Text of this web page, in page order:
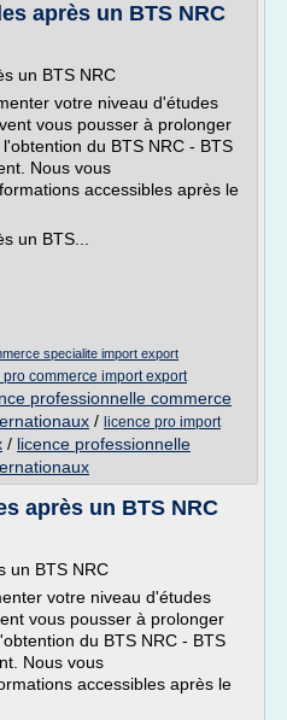
après un BTS NRC
un BTS NRC
votre niveau d'études
vous pousser à prolonger
du BTS NRC - BTS
Nous vous
accessibles après le
un BTS...
specialite import export
pro commerce import export
professionnelle commerce
/ licence pro import
/ licence professionnelle
après un BTS NRC
un BTS NRC
votre niveau d'études
vous pousser à prolonger
du BTS NRC - BTS
Nous vous
accessibles après le